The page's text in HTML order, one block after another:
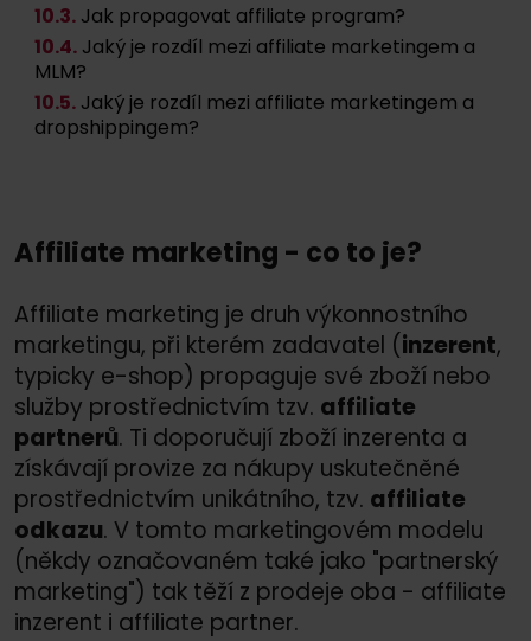
10.3. Jak propagovat affiliate program?
10.4. Jaký je rozdíl mezi affiliate marketingem a
MLM?
10.5. Jaký je rozdíl mezi affiliate marketingem a
dropshippingem?
Affiliate marketing - co to je?
Affiliate marketing je druh výkonnostního
marketingu, při kterém zadavatel (inzerent,
typicky e-shop) propaguje své zboží nebo
služby prostřednictvím tzv. affiliate
partnerů. Ti doporučují zboží inzerenta a
získávají provize za nákupy uskutečněné
prostřednictvím unikátního, tzv. affiliate
odkazu. V tomto marketingovém modelu
(někdy označovaném také jako "partnerský
marketing") tak těží z prodeje oba - affiliate
inzerent i affiliate partner.